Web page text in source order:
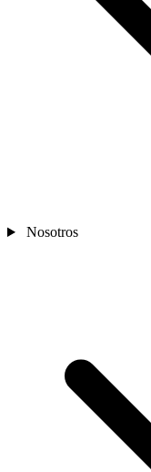
Nosotros